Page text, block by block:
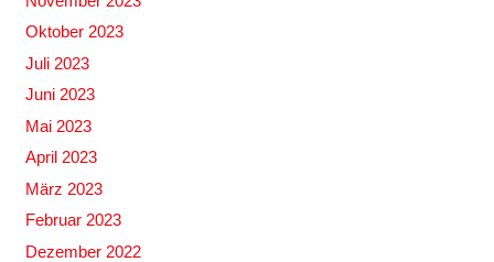
Oktober 2023
Juli 2023
Juni 2023
Mai 2023
April 2023
März 2023
Februar 2023
Dezember 2022